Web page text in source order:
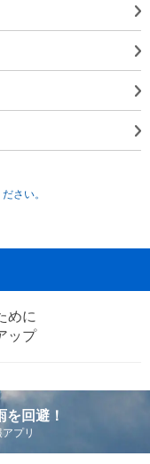
さい。
めに
ップ
を回避！
プリ